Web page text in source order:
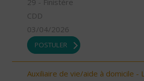
29 - Finistère
CDD
03/04/2026
POSTULER
Auxiliaire de vie/aide à domicile -